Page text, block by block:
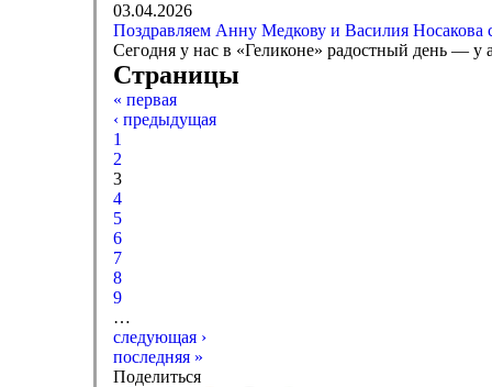
03.04.2026
Поздравляем Анну Медкову и Василия Носакова
Сегодня у нас в «Геликоне» радостный день —
Страницы
« первая
‹ предыдущая
1
2
3
4
5
6
7
8
9
…
следующая ›
последняя »
Поделиться